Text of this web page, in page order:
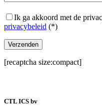
Ik ga akkoord met de
privacybeleid (*)
[recaptcha size:compact]
CTL ICS bv